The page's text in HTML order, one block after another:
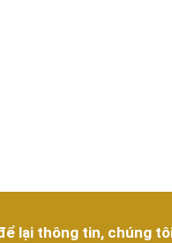
lại thông tin, chúng